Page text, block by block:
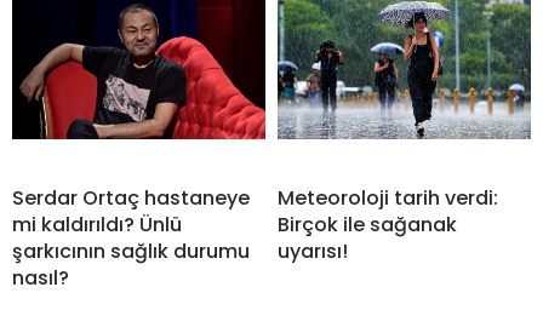
Serdar Ortaç hastaneye
mi kaldırıldı? Ünlü
şarkıcının sağlık durumu
nasıl?
Meteoroloji tarih verdi:
Birçok ile sağanak
uyarısı!